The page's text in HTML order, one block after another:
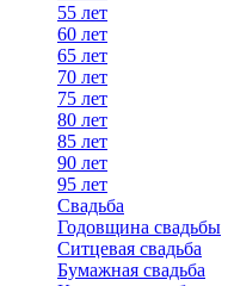
55 лет
60 лет
65 лет
70 лет
75 лет
80 лет
85 лет
90 лет
95 лет
Свадьба
Годовщина свадьбы
Ситцевая свадьба
Бумажная свадьба